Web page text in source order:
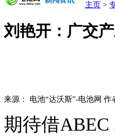
主页 >
刘艳开：广交
来源： 电池“达沃斯”-电池网 作
期待借ABEC